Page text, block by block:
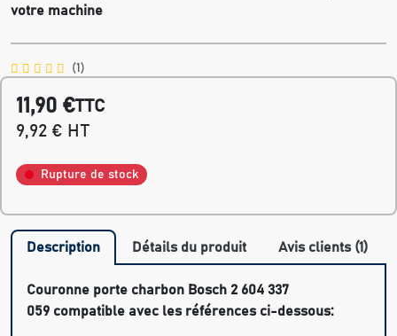
votre machine
(1)
11,90 €TTC
9,92 € HT
Rupture de stock
Description Détails du produit Avis clients (1)
Couronne porte charbon Bosch 2 604 337
059 compatible avec les références ci-dessous: